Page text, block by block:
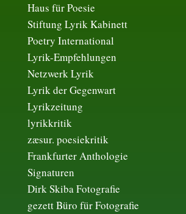
Haus für Poesie
Stiftung Lyrik Kabinett
Poetry International
Lyrik-Empfehlungen
Netzwerk Lyrik
Lyrik der Gegenwart
Lyrikzeitung
lyrikkritik
zæsur. poesiekritik
Frankfurter Anthologie
Signaturen
Dirk Skiba Fotografie
gezett Büro für Fotografie